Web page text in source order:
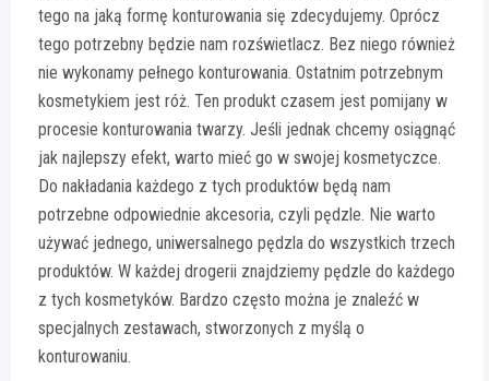
tego na jaką formę konturowania się zdecydujemy. Oprócz
tego potrzebny będzie nam rozświetlacz. Bez niego również
nie wykonamy pełnego konturowania. Ostatnim potrzebnym
kosmetykiem jest róż. Ten produkt czasem jest pomijany w
procesie konturowania twarzy. Jeśli jednak chcemy osiągnąć
jak najlepszy efekt, warto mieć go w swojej kosmetyczce.
Do nakładania każdego z tych produktów będą nam
potrzebne odpowiednie akcesoria, czyli pędzle. Nie warto
używać jednego, uniwersalnego pędzla do wszystkich trzech
produktów. W każdej drogerii znajdziemy pędzle do każdego
z tych kosmetyków. Bardzo często można je znaleźć w
specjalnych zestawach, stworzonych z myślą o
konturowaniu.